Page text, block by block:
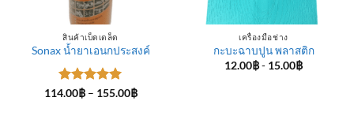
สินค้าเบ็ดเตล็ด
Sonax น้ำยาเอนกประสงค์
ให้คะแนน
114.00฿ – 155.00฿Price
เครื่องมือช่าง
กะบะฉาบปูน พลาสติก
12.00฿- 15.00฿